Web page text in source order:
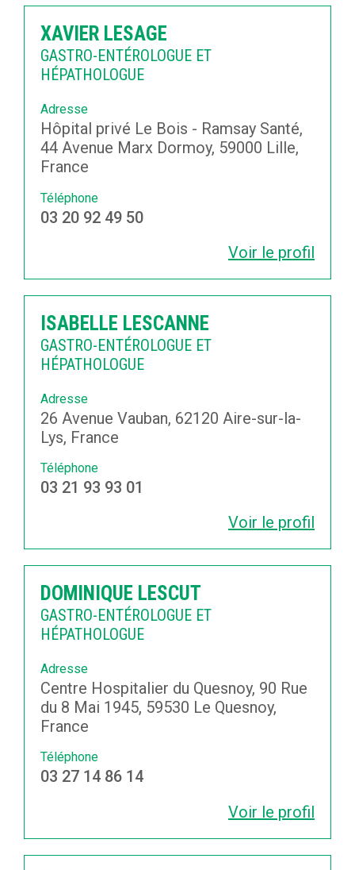
XAVIER LESAGE
GASTRO-ENTÉROLOGUE ET
HÉPATHOLOGUE
Adresse
Hôpital privé Le Bois - Ramsay Santé,
44 Avenue Marx Dormoy, 59000 Lille,
France
Téléphone
03 20 92 49 50
Voir le profil
ISABELLE LESCANNE
GASTRO-ENTÉROLOGUE ET
HÉPATHOLOGUE
Adresse
26 Avenue Vauban, 62120 Aire-sur-la-
Lys, France
Téléphone
03 21 93 93 01
Voir le profil
DOMINIQUE LESCUT
GASTRO-ENTÉROLOGUE ET
HÉPATHOLOGUE
Adresse
Centre Hospitalier du Quesnoy, 90 Rue
du 8 Mai 1945, 59530 Le Quesnoy,
France
Téléphone
03 27 14 86 14
Voir le profil